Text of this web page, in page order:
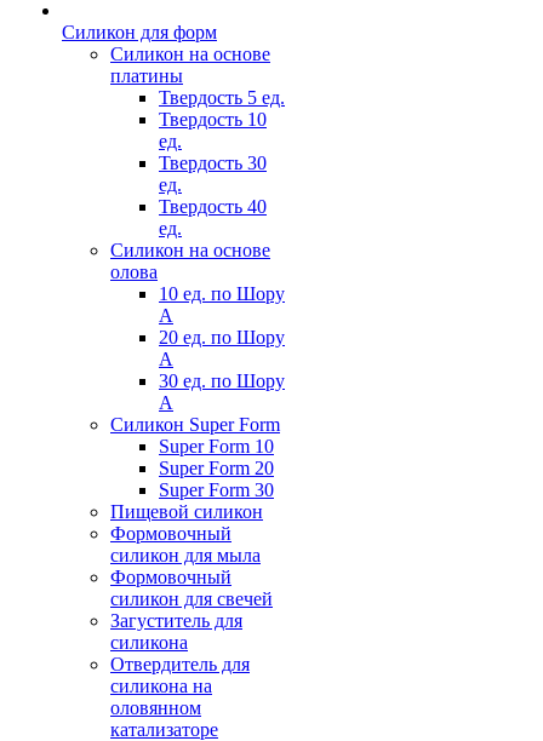
Силикон для форм
Силикон на основе
платины
Твердость 5 ед.
Твердость 10
ед.
Твердость 30
ед.
Твердость 40
ед.
Силикон на основе
олова
10 ед. по Шору
А
20 ед. по Шору
А
30 ед. по Шору
А
Силикон Super Form
Super Form 10
Super Form 20
Super Form 30
Пищевой силикон
Формовочный
силикон для мыла
Формовочный
силикон для свечей
Загуститель для
силикона
Отвердитель для
силикона на
оловянном
катализаторе